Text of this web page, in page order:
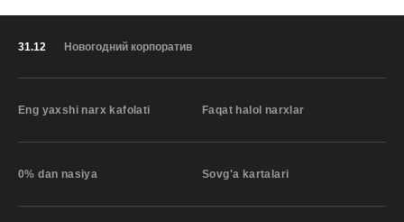
31.12 Новогодний корпоратив
Eng yaxshi narx kafolati Faqat halol narxlar
0% dan nasiya Sovg'a kartalari